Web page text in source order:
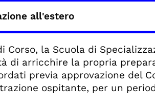
all'estero
Corso, la Scuola di
di arricchire la propria
previa approvazione del
ospitante, per un